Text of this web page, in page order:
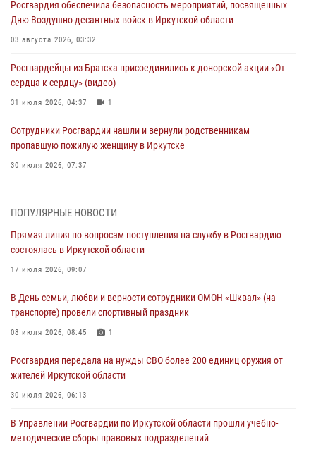
Росгвардия обеспечила безопасность мероприятий, посвященных
Дню Воздушно-десантных войск в Иркутской области
03 августа 2026, 03:32
Росгвардейцы из Братска присоединились к донорской акции «От
сердца к сердцу» (видео)
31 июля 2026, 04:37 1
Сотрудники Росгвардии нашли и вернули родственникам
пропавшую пожилую женщину в Иркутске
30 июля 2026, 07:37
жителей Иркутской области
При силовой поддержке СОБР Росгвардии в Иркутской области
провели рейды по соблюдению миграционного законодательства
В честь 10-летия Росгвардии сотрудники вневедомственной охраны
из Ангарска познакомили отдыхающих детского лагеря со службой
29 июля 2026, 03:44
Росгвардейцы из Иркутска приняли участие в праздновании Дня
28 июля 2026, 07:15 4
ПОПУЛЯРНЫЕ НОВОСТИ
Прямая линия по вопросам поступления на службу в Росгвардию
состоялась в Иркутской области
17 июля 2026, 09:07
В День семьи, любви и верности сотрудники ОМОН «Шквал» (на
транспорте) провели спортивный праздник
08 июля 2026, 08:45 1
Росгвардия передала на нужды СВО более 200 единиц оружия от
жителей Иркутской области
30 июля 2026, 06:13
В Управлении Росгвардии по Иркутской области прошли учебно-
методические сборы правовых подразделений